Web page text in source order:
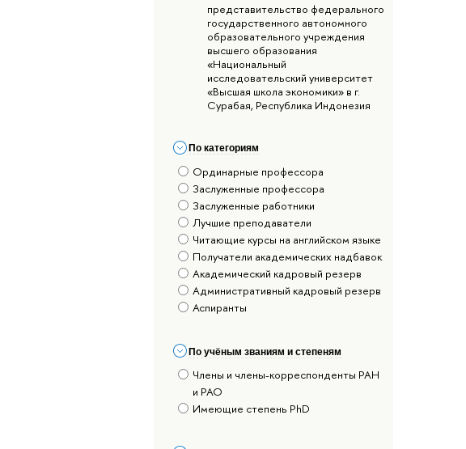
представительство федерального
государственного автономного
образовательного учреждения
высшего образования
«Национальный
исследовательский университет
«Высшая школа экономики» в г.
Сурабая, Республика Индонезия
По категориям
Ординарные профессора
Заслуженные профессора
Заслуженные работники
Лучшие преподаватели
Читающие курсы на английском языке
Получатели академических надбавок
Академический кадровый резерв
Административный кадровый резерв
Аспиранты
По учёным званиям и степеням
Члены и члены-корреспонденты РАН
и РАО
Имеющие степень PhD